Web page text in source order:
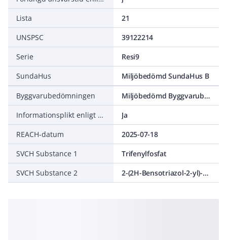
Lista
21
UNSPSC
39122214
Serie
Resi9
SundaHus
Miljöbedömd SundaHus B
Byggvarubedömningen
Miljöbedömd Byggvarubedömning Accepteras
Informationsplikt enligt REACH
Ja
REACH-datum
2025-07-18
SVCH Substance 1
Trifenylfosfat
SVCH Substance 2
2-(2H-Bensotriazol-2-yl)-4-(1,1,3,3-tetrametylbutyl)fenol